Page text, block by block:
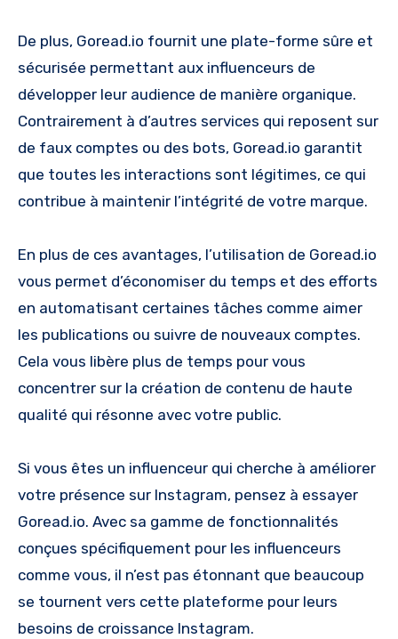
De plus, Goread.io fournit une plate-forme sûre et
sécurisée permettant aux influenceurs de
développer leur audience de manière organique.
Contrairement à d’autres services qui reposent sur
de faux comptes ou des bots, Goread.io garantit
que toutes les interactions sont légitimes, ce qui
contribue à maintenir l’intégrité de votre marque.
En plus de ces avantages, l’utilisation de Goread.io
vous permet d’économiser du temps et des efforts
en automatisant certaines tâches comme aimer
les publications ou suivre de nouveaux comptes.
Cela vous libère plus de temps pour vous
concentrer sur la création de contenu de haute
qualité qui résonne avec votre public.
Si vous êtes un influenceur qui cherche à améliorer
votre présence sur Instagram, pensez à essayer
Goread.io. Avec sa gamme de fonctionnalités
conçues spécifiquement pour les influenceurs
comme vous, il n’est pas étonnant que beaucoup
se tournent vers cette plateforme pour leurs
besoins de croissance Instagram.